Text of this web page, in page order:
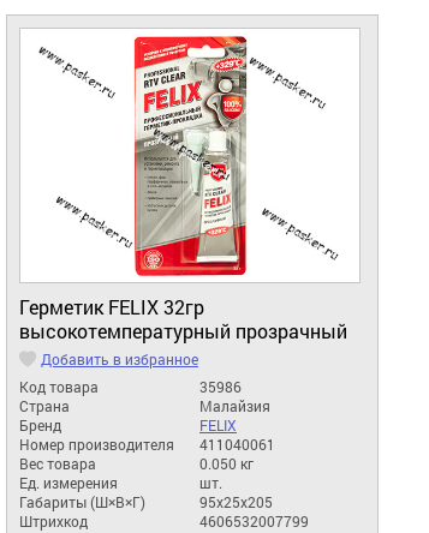
Герметик FELIX 32гр
высокотемпературный прозрачный
Добавить в избранное
Код товара
35986
Страна
Малайзия
Бренд
FELIX
Номер производителя
411040061
Вес товара
0.050 кг
Ед. измерения
шт.
Габариты (Ш×В×Г)
95x25x205
Штрихкод
4606532007799